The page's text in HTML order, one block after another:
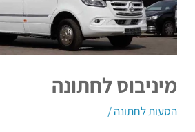
מיניבוס לחתונה
הסעות לחתונה/